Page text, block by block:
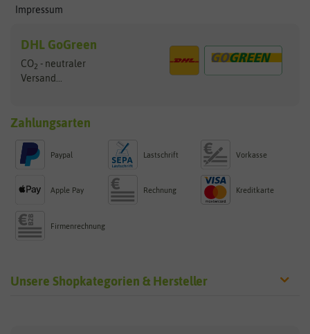
Impressum
DHL GoGreen
CO2 - neutraler
Versand...
Zahlungsarten
Paypal Lastschrift Vorkasse
Apple Pay Rechnung Kreditkarte
Firmenrechnung
Unsere Shopkategorien & Hersteller